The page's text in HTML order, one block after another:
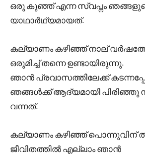
ഒരു കുഞ്ഞ് എന്ന സ്വപ്നം
യാഥാർഥ്യമായത്.
കല്യാണം കഴിഞ്ഞ് നാല്
ഒരുമിച്ച് തന്നെ ഉണ്ടായിരുന്നു.
ഞാൻ പ്രവാസത്തിലേക്ക്
ഞങ്ങൾക്ക് ആദ്യമായി പിരിഞ്ഞു
വന്നത്.
കല്യാണം കഴിഞ്ഞ് പൊന്നുവിന്
ജീവിതത്തിൽ എല്ലാം ഞാൻ